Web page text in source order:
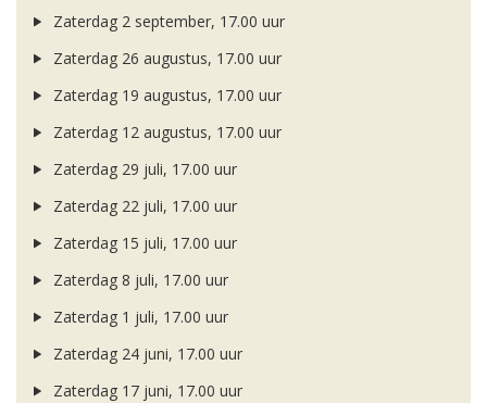
Zaterdag 2 september, 17.00 uur
Zaterdag 26 augustus, 17.00 uur
Zaterdag 19 augustus, 17.00 uur
Zaterdag 12 augustus, 17.00 uur
Zaterdag 29 juli, 17.00 uur
Zaterdag 22 juli, 17.00 uur
Zaterdag 15 juli, 17.00 uur
Zaterdag 8 juli, 17.00 uur
Zaterdag 1 juli, 17.00 uur
Zaterdag 24 juni, 17.00 uur
Zaterdag 17 juni, 17.00 uur